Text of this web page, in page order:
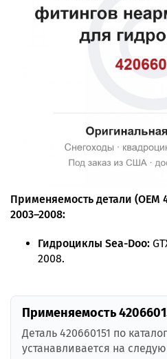
Применяемость детали (OEM
2003–2008:
Гидроциклы Sea-Doo:
2008.
Применяемость
Деталь 420660151 по
устанавливается на